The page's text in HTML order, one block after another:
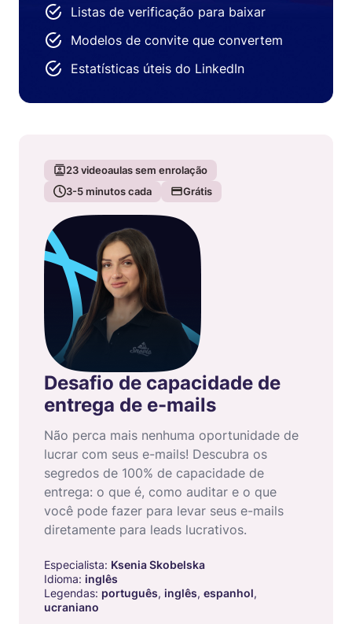
Listas de verificação para baixar
Modelos de convite que convertem
Estatísticas úteis do LinkedIn
23videoaulas sem enrolação
3-5minutos cada Grátis
Desafio de capacidade de
entrega de e-mails
Não perca mais nenhuma oportunidade de
lucrar com seus e-mails! Descubra os
segredos de 100% de capacidade de
entrega: o que é, como auditar e o que
você pode fazer para levar seus e-mails
diretamente para leads lucrativos.
Especialista: Ksenia Skobelska
Idioma: inglês
Legendas: português, inglês, espanhol,
ucraniano